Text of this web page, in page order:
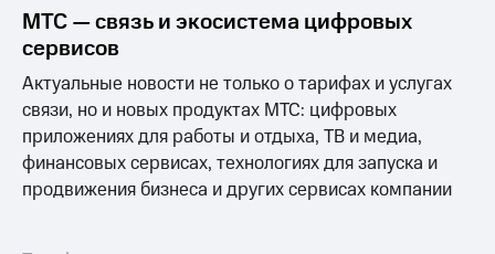
МТС
о технологиях
Интервью
Финансовая
МТС — связь и экосистема цифровых
сервисов
Актуальные новости не только о тарифах и услугах
связи, но и новых продуктах МТС: цифровых
приложениях для работы и отдыха, ТВ и медиа,
финансовых сервисах, технологиях для запуска и
продвижения бизнеса и других сервисах компании